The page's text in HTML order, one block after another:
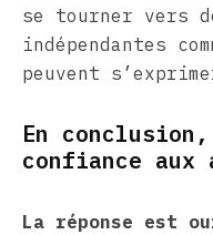
se tourner vers
indépendantes
peuvent
En
confiance
La réponse est